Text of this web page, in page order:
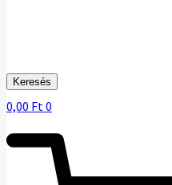
Keresés
0,00 Ft 0